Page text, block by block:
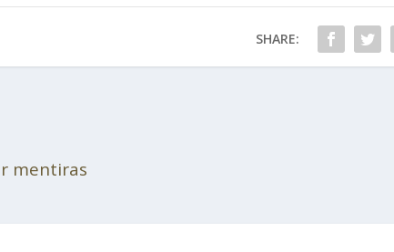
SHARE:
mentiras